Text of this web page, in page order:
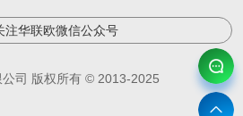
注华联欧微信公众号
司 版权所有 © 2013-2025